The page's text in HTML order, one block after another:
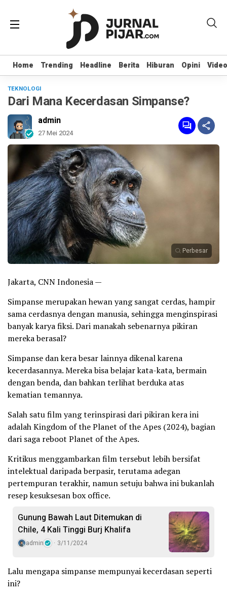
Home Trending Headline Berita Hiburan Opini Video
Home Trending Headline Berita Hiburan Opini Video
TEKNOLOGI
Dari Mana Kecerdasan Simpanse?
admin
27 Mei 2024
Perbesar
Jakarta, CNN Indonesia —
Simpanse merupakan hewan yang sangat cerdas, hampir
sama cerdasnya dengan manusia, sehingga menginspirasi
banyak karya fiksi. Dari manakah sebenarnya pikiran
mereka berasal?
Simpanse dan kera besar lainnya dikenal karena
kecerdasannya. Mereka bisa belajar kata-kata, bermain
dengan benda, dan bahkan terlihat berduka atas
kematian temannya.
Salah satu film yang terinspirasi dari pikiran kera ini
adalah Kingdom of the Planet of the Apes (2024), bagian
dari saga reboot Planet of the Apes.
Kritikus menggambarkan film tersebut lebih bersifat
intelektual daripada berpasir, terutama adegan
pertempuran terakhir, namun setuju bahwa ini bukanlah
resep kesuksesan box office.
Gunung Bawah Laut Ditemukan di
Chile, 4 Kali Tinggi Burj Khalifa
admin 3/11/2024
Lalu mengapa simpanse mempunyai kecerdasan seperti
ini?